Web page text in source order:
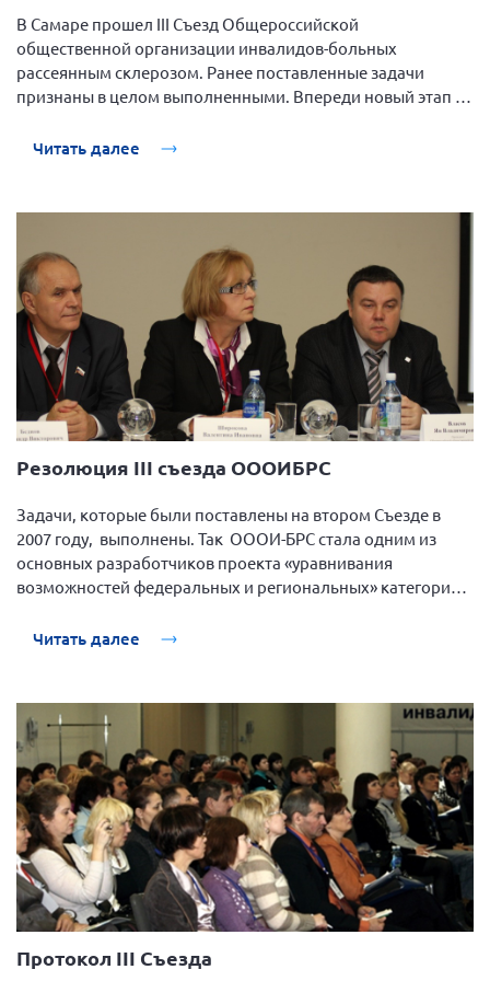
Конференция ОООИБРС 2021
Конференция ВСЭ 2021
Документы съездов
Второй съезд
Третий съезд
Четвертый съезд
Пятый съезд
Шестой съезд
ОФ «Фонд содействия больным рассеянным
склерозом»
Новости: Казахстан
Нормативно-правовые документы
Методическая литература для НКО
Публичные отчеты
ОООИБРС" (25-29.08.2020)
Всероссийская конференция-тренинг
"Рассеянный склероз: новые реалии" (26-
29.05.2022)
Общероссийская РС
Алтайский край
Архангельская область
В Самаре прошел III Съезд Общероссийской
общественной организации инвалидов-больных
рассеянным склерозом. Ранее поставленные задачи
признаны в целом выполненными. Впереди новый этап -
РС с участием всех основных социальных партнеров и
Читать далее
Резолюция III съезда ОООИБРС
Задачи, которые были поставлены на втором Съезде в
2007 году, выполнены. Так ОООИ-БРС стала одним из
основных разработчиков проекта «уравнивания
возможностей федеральных и региональных» категорий
лечением.
Читать далее
Протокол III Съезда